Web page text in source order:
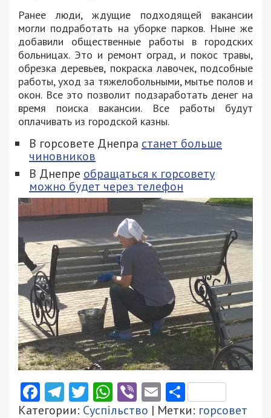
Ранее люди, ждущие подходящей вакансии
могли подработать на уборке парков. Ныне же
добавили общественные работы в городских
больницах. Это и ремонт оград, и покос травы,
обрезка деревьев, покраска лавочек, подсобные
работы, уход за тяжелобольными, мытье полов и
окон. Все это позволит подзаработать денег на
время поиска вакансии. Все работы будут
оплачивать из городской казны.
В горсовете Днепра станет больше
чиновников
В Днепре обращаться к горсовету
можно будет через телефон
Facebook
Telegram
Twitter
WhatsApp
ViberEmail
Категории: Суспільство | Метки: горсовет